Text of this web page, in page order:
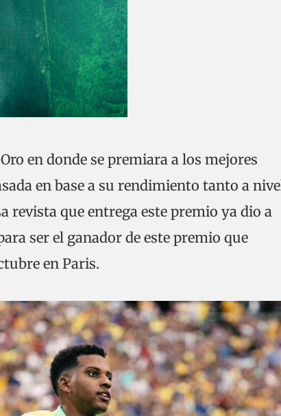
en donde se premiara a los mejores
en base a su rendimiento tanto a
revista que entrega este premio ya dio a
ser el ganador de este premio que
en Paris.